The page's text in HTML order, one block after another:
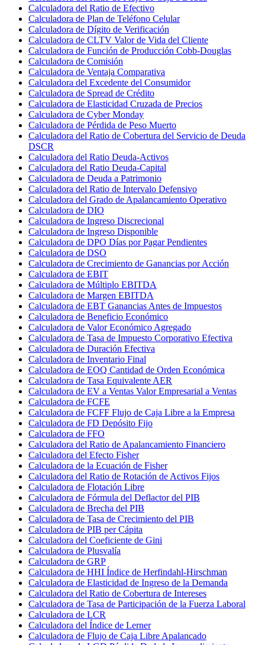
Calculadora del Ratio de Efectivo
Calculadora de Plan de Teléfono Celular
Calculadora de Dígito de Verificación
Calculadora de CLTV Valor de Vida del Cliente
Calculadora de Función de Producción Cobb-Douglas
Calculadora de Comisión
Calculadora de Ventaja Comparativa
Calculadora del Excedente del Consumidor
Calculadora de Spread de Crédito
Calculadora de Elasticidad Cruzada de Precios
Calculadora de Cyber Monday
Calculadora de Pérdida de Peso Muerto
Calculadora del Ratio de Cobertura del Servicio de Deuda
DSCR
Calculadora del Ratio Deuda-Activos
Calculadora del Ratio Deuda-Capital
Calculadora de Deuda a Patrimonio
Calculadora del Ratio de Intervalo Defensivo
Calculadora del Grado de Apalancamiento Operativo
Calculadora de DIO
Calculadora de Ingreso Discrecional
Calculadora de Ingreso Disponible
Calculadora de DPO Días por Pagar Pendientes
Calculadora de DSO
Calculadora de Crecimiento de Ganancias por Acción
Calculadora de EBIT
Calculadora de Múltiplo EBITDA
Calculadora de Margen EBITDA
Calculadora de EBT Ganancias Antes de Impuestos
Calculadora de Beneficio Económico
Calculadora de Valor Económico Agregado
Calculadora de Tasa de Impuesto Corporativo Efectiva
Calculadora de Duración Efectiva
Calculadora de Inventario Final
Calculadora de EOQ Cantidad de Orden Económica
Calculadora de Tasa Equivalente AER
Calculadora de EV a Ventas Valor Empresarial a Ventas
Calculadora de FCFE
Calculadora de FCFF Flujo de Caja Libre a la Empresa
Calculadora de FD Depósito Fijo
Calculadora de FFO
Calculadora del Ratio de Apalancamiento Financiero
Calculadora del Efecto Fisher
Calculadora de la Ecuación de Fisher
Calculadora del Ratio de Rotación de Activos Fijos
Calculadora de Flotación Libre
Calculadora de Fórmula del Deflactor del PIB
Calculadora de Brecha del PIB
Calculadora de Tasa de Crecimiento del PIB
Calculadora de PIB per Cápita
Calculadora del Coeficiente de Gini
Calculadora de Plusvalía
Calculadora de GRP
Calculadora de HHI Índice de Herfindahl-Hirschman
Calculadora de Elasticidad de Ingreso de la Demanda
Calculadora del Ratio de Cobertura de Intereses
Calculadora de Tasa de Participación de la Fuerza Laboral
Calculadora de LCR
Calculadora del Índice de Lerner
Calculadora de Flujo de Caja Libre Apalancado